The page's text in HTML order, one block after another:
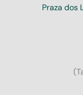
Praza dos